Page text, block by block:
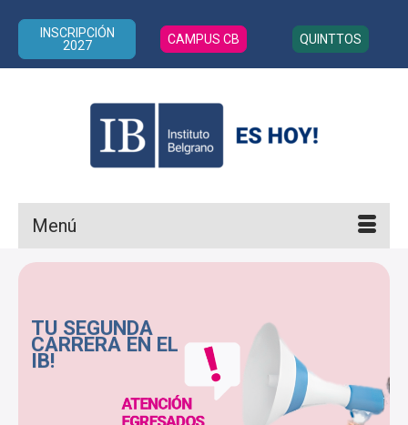
INSCRIPCIÓN
2027
CAMPUS CB QUINTTOS
Menú
TU SEGUNDA
CARRERA EN EL
IB!